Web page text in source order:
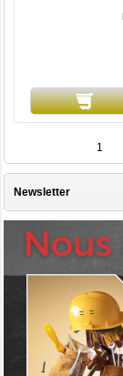
1
Newsletter